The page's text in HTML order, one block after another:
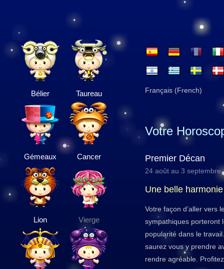
Bélier Taureau
Gémeaux Cancer
Lion Vierge
Français (French)
Votre
Premier Décan
24 août au 3 septembre
Une belle harmonie
Votre façon d’aller vers
sympathiques porteront
popularité dans le
saurez vous y prendre
rendre agréable.